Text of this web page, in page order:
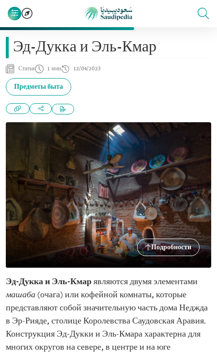
Эд-Дукка и Эль-Кмар
Статья 1 мин 12/04/2023
Предметы быта
Подробности
Эд-Дукка и Эль-Кмарявляются двумя элементами
машаба (очага) или кофейной комнаты, которые
представляют собой значительную часть дома Неджда
в Эр-Рияде, столице Королевства Саудовская Аравия.
Конструкция Эд-Дукки и Эль-Кмара характерна для
многих округов на севере, в центре и на юге